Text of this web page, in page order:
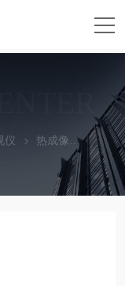
仪 热成像 XY-